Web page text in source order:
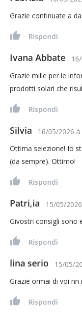
Grazie continuate a
Rispondi
Ivana Abbate
Grazie mille per le
prodotti solari che
Rispondi
Silvia 16/05/2026 à
Ottima selezione! Io
(da sempre). Ottimo!
Rispondi
Patri,ia 15/05/2026
Givostri consigli sono
Rispondi
lina serio 15/05/
Grazie ormai di voi
Rispondi